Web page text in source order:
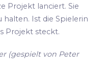
Projekt lanciert. Sie
halten. Ist die Spielerin
Projekt steckt.
(gespielt von Peter